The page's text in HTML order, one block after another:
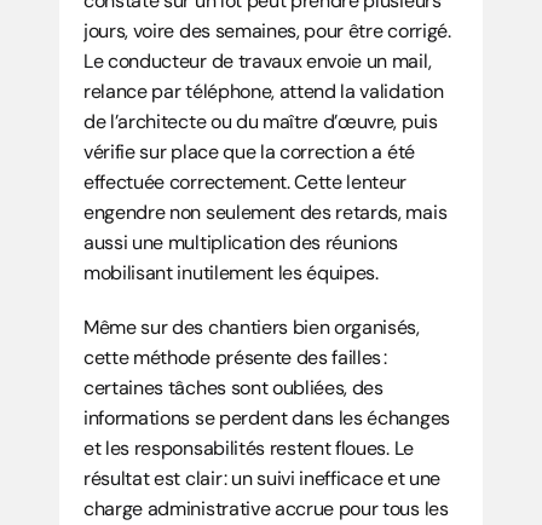
jours, voire des semaines, pour être corrigé.
Le conducteur de travaux envoie un mail,
relance par téléphone, attend la validation
de l’architecte ou du maître d’œuvre, puis
vérifie sur place que la correction a été
effectuée correctement. Cette lenteur
engendre non seulement des retards, mais
aussi une multiplication des réunions
mobilisant inutilement les équipes.
Même sur des chantiers bien organisés,
cette méthode présente des failles :
certaines tâches sont oubliées, des
informations se perdent dans les échanges
et les responsabilités restent floues. Le
résultat est clair : un suivi inefficace et une
charge administrative accrue pour tous les